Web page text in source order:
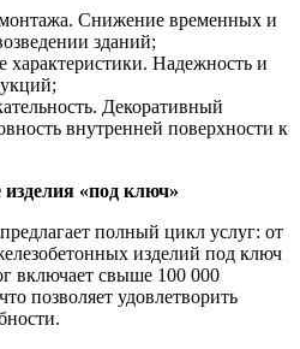
Снижение временных и
зданий;
Надежность и
Декоративный
внутренней поверхности к
«под ключ»
полный цикл услуг: от
изделий под ключ
включает свыше 100 000
позволяет удовлетворить